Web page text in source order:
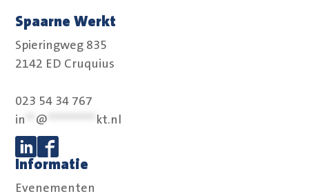
Spaarne Werkt
Spieringweg 835
2142 ED Cruquius
023 54 34 767
in
@ kt.nl
Volg ons op Linkedin
Volg ons op Facebook
Informatie
Evenementen